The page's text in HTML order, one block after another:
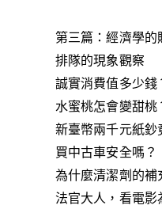
第三篇：經濟學的
排隊的現象觀察
誠實消費值多少錢
水蜜桃怎會變甜桃
新臺幣兩千元紙鈔
買中古車安全嗎？
為什麼清潔劑的補
法官大人，看電影